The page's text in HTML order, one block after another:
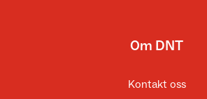
Om DNT
Kontakt oss